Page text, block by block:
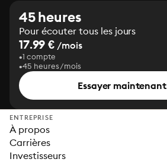
45 heures
Pour écouter tous les jours
17.99 € /mois
1 compte
45 heures/mois
Essayer maintenant
ENTREPRISE
À propos
Carrières
Investisseurs